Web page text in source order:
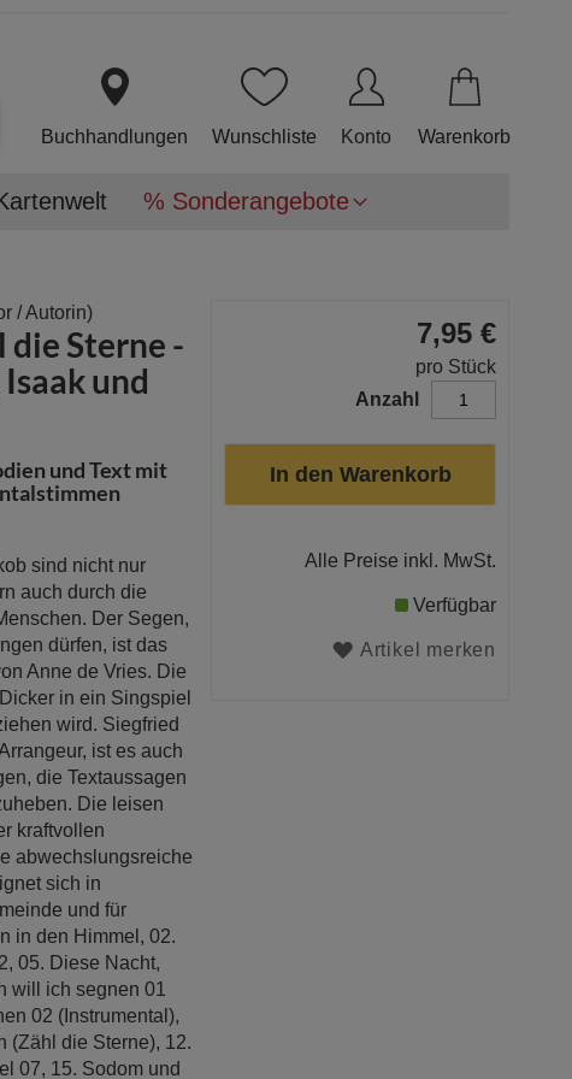
Buchhandlungen Wunschliste Konto Warenkorb
% Sonderangebote
/ Autorin)
die Sterne -
und
und Text mit
sind nicht nur
auch durch die
Der Segen,
dürfen, ist das
Anne de Vries. Die
in ein Singspiel
wird. Siegfried
ist es auch
die Textaussagen
Die leisen
kraftvollen
abwechslungsreiche
sich in
und für
in den Himmel, 02.
05. Diese Nacht,
will ich segnen 01
02 (Instrumental),
(Zähl die Sterne), 12.
07, 15. Sodom und
7,95 €
pro Stück
Anzahl
In den Warenkorb
Alle Preise inkl. MwSt.
Verfügbar
Artikel merken